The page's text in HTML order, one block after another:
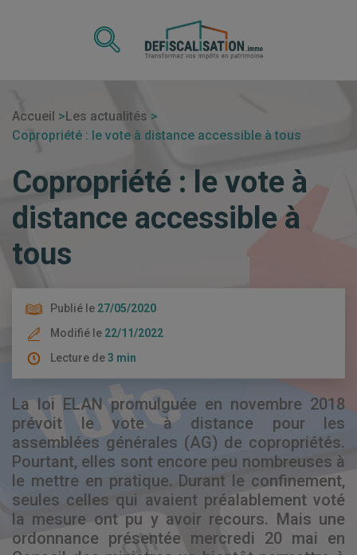
Accueil
Les actualités
Copropriété : le vote à distance accessible à tous
Copropriété : le vote à
distance accessible à
tous
Publié le 27/05/2020
Modifié le 22/11/2022
Lecture de3 min
La loi ELAN promulguée en novembre 2018
prévoit le vote à distance pour les
assemblées générales (AG) de copropriétés.
Pourtant, elles sont encore peu nombreuses à
le mettre en pratique. Durant le confinement,
seules celles qui avaient préalablement voté
la mesure ont pu y avoir recours. Mais une
ordonnance présentée mercredi 20 mai en